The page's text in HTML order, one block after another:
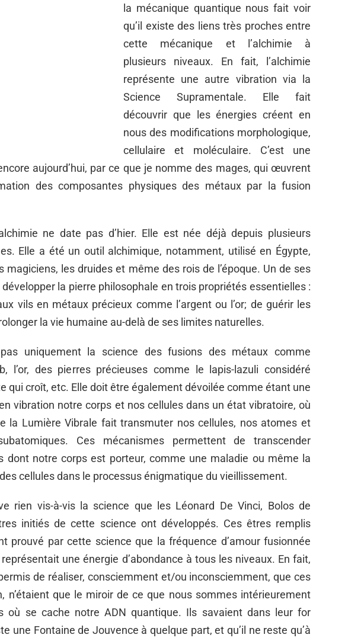
la mécanique quantique nous fait voir
qu’il existe des liens très proches entre
cette mécanique et l’alchimie à
plusieurs niveaux. En fait, l’alchimie
représente une autre vibration via la
Science Supramentale. Elle fait
découvrir que les énergies créent en
nous des modifications morphologique,
cellulaire et moléculaire. C’est une
aujourd’hui, par ce que je nomme des mages, qui œuvrent
des composantes physiques des métaux par la fusion
ne date pas d’hier. Elle est née déjà depuis plusieurs
Elle a été un outil alchimique, notamment, utilisé en Égypte,
magiciens, les druides et même des rois de l’époque. Un de ses
la pierre philosophale en trois propriétés essentielles :
vils en métaux précieux comme l’argent ou l’or; de guérir les
la vie humaine au-delà de ses limites naturelles.
pas uniquement la science des fusions des métaux comme
l’or, des pierres précieuses comme le lapis-lazuli considéré
qui croît, etc. Elle doit être également dévoilée comme étant une
vibration notre corps et nos cellules dans un état vibratoire, où
la Lumière Vibrale fait transmuter nos cellules, nos atomes et
Ces mécanismes permettent de transcender
dont notre corps est porteur, comme une maladie ou même la
cellules dans le processus énigmatique du vieillissement.
rien vis-à-vis la science que les Léonard De Vinci, Bolos de
initiés de cette science ont développés. Ces êtres remplis
prouvé par cette science que la fréquence d’amour fusionnée
une énergie d’abondance à tous les niveaux. En fait,
de réaliser, consciemment et/ou inconsciemment, que ces
n’étaient que le miroir de ce que nous sommes intérieurement
où se cache notre ADN quantique. Ils savaient dans leur for
une Fontaine de Jouvence à quelque part, et qu’il ne reste qu’à